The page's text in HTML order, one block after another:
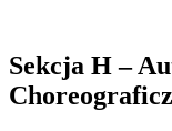
Sekcja H –